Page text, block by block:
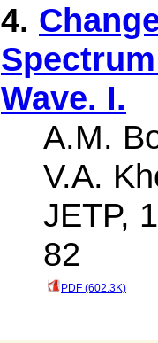
4.
Wave. I.
A.M.
V.A.
JETP,
82
PDF (602.3K)